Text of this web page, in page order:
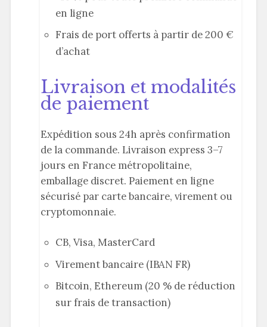
en ligne
Frais de port offerts à partir de 200 €
d’achat
Livraison et modalités
de paiement
Expédition sous 24h après confirmation
de la commande. Livraison express 3–7
jours en France métropolitaine,
emballage discret. Paiement en ligne
sécurisé par carte bancaire, virement ou
cryptomonnaie.
CB, Visa, MasterCard
Virement bancaire (IBAN FR)
Bitcoin, Ethereum (20 % de réduction
sur frais de transaction)